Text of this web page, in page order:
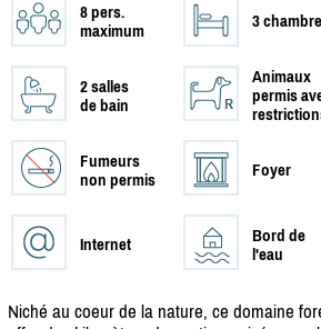
8 pers.
maximum
3
2 salles
de bain
Animaux
permis
Fumeurs
non permis
Foyer
Internet
Bord de
l'eau
Niché au coeur de la nature, ce domaine